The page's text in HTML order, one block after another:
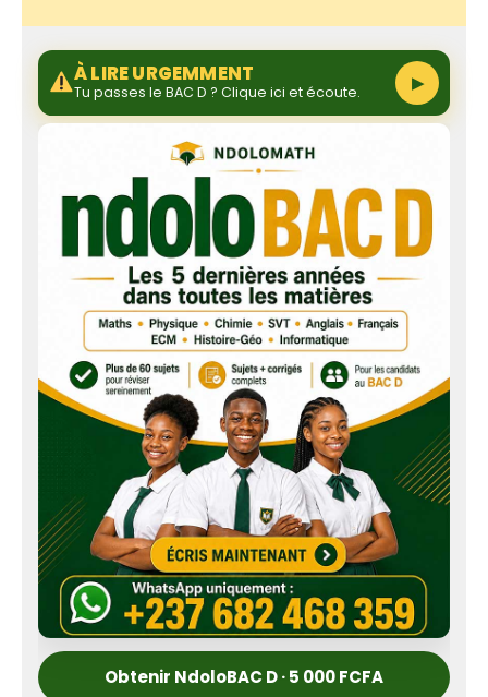
À LIRE URGEMMENT
Tu passes le BAC D ? Clique ici et écoute. ▶
Obtenir NdoloBAC D · 5 000 FCFA